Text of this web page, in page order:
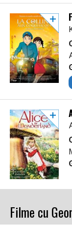
Filme cu